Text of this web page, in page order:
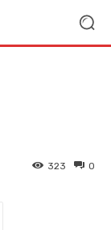
0
323